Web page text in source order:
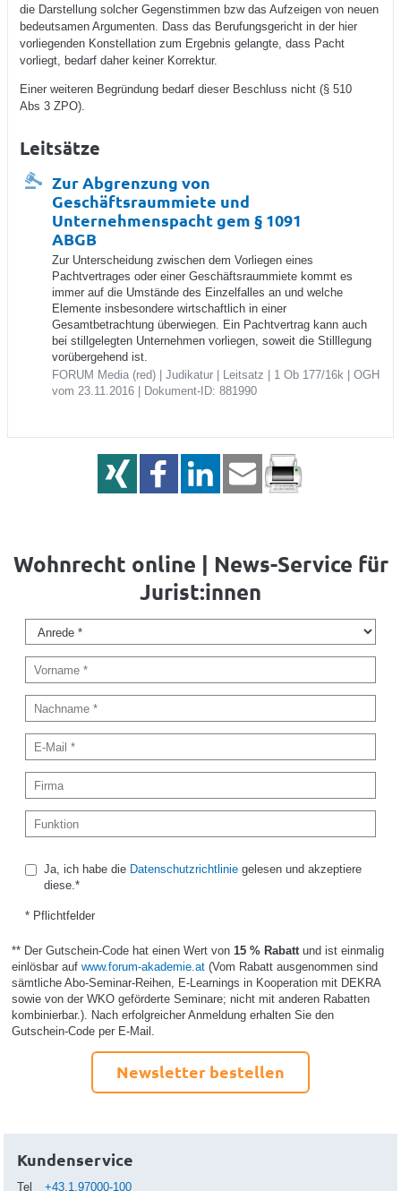
die Darstellung solcher Gegenstimmen bzw das Aufzeigen von neuen
bedeutsamen Argumenten. Dass das Berufungsgericht in der hier
vorliegenden Konstellation zum Ergebnis gelangte, dass Pacht
vorliegt, bedarf daher keiner Korrektur.
Einer weiteren Begründung bedarf dieser Beschluss nicht (§ 510
Abs 3 ZPO).
Leitsätze
Zur Abgrenzung von
Geschäftsraummiete und
Unternehmenspacht gem § 1091
ABGB
Zur Unterscheidung zwischen dem Vorliegen eines
Pachtvertrages oder einer Geschäftsraummiete kommt es
immer auf die Umstände des Einzelfalles an und welche
Elemente insbesondere wirtschaftlich in einer
Gesamtbetrachtung überwiegen. Ein Pachtvertrag kann auch
bei stillgelegten Unternehmen vorliegen, soweit die Stilllegung
vorübergehend ist.
FORUM Media (red) | Judikatur | Leitsatz | 1 Ob 177/16k | OGH
vom 23.11.2016 | Dokument-ID: 881990
Wohnrecht online | News-Service für
Jurist:innen
Ja, ich habe die Datenschutzrichtliniegelesen und akzeptiere
diese.*
* Pflichtfelder
** Der Gutschein-Code hat einen Wert von 15 % Rabatt und ist einmalig
einlösbar auf www.forum-akademie.at(Vom Rabatt ausgenommen sind
sämtliche Abo-Seminar-Reihen, E-Learnings in Kooperation mit DEKRA
sowie von der WKO geförderte Seminare; nicht mit anderen Rabatten
kombinierbar.). Nach erfolgreicher Anmeldung erhalten Sie den
Gutschein-Code per E-Mail.
Newsletter bestellen
Kundenservice
Tel +43.1.97000-100